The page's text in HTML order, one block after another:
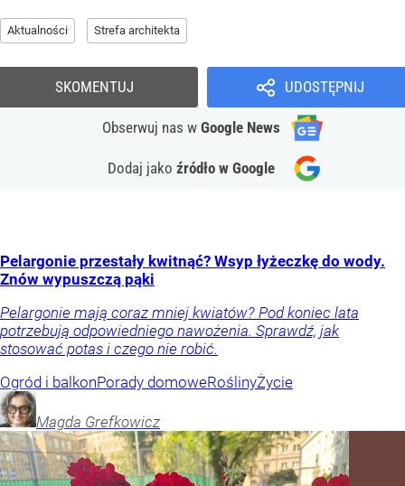
Aktualności Strefa architekta
UDOSTĘPNIJ
Obserwuj nas w Google News
Dodaj jako źródło w Google
SKOMENTUJ
Pelargonie przestały kwitnąć? Wsyp łyżeczkę do wody.
Znów wypuszczą pąki
Pelargonie mają coraz mniej kwiatów? Pod koniec lata
potrzebują odpowiedniego nawożenia. Sprawdź, jak
stosować potas i czego nie robić.
Ogród i balkonPorady domoweRoślinyŻycie
Magda Grefkowicz